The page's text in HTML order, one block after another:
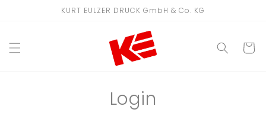
KURT EULZER DRUCK GmbH & Co. KG
Login